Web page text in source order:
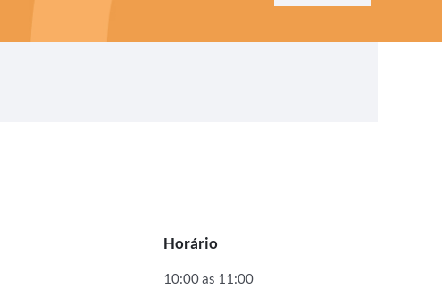
Horário
10:00 as 11:00